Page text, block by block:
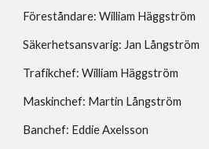
Föreståndare: William Häggström
Säkerhetsansvarig: Jan Långström
Trafikchef: William Häggström
Maskinchef: Martin Långström
Banchef: Eddie Axelsson